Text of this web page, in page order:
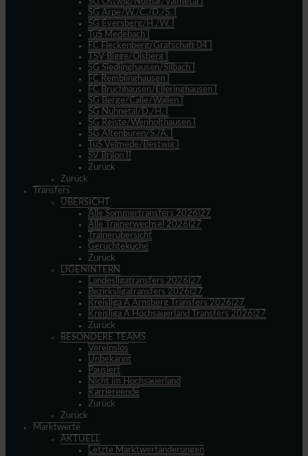
SG Ostwig/Nuttlar/Valmetal I
SG Arpe/W./C./D./S. I
SG Eversberg/H./W. I
TuS Medebach I
FC Fleckenberg/Grafschaft 04 I
TSV Bigge/Olsberg I
SG Siedlinghausen/Silbach I
FC Remblinghausen I
FC Bruchhausen/Elleringhausen I
SG Berge/Calle/Wallen I
SG Nuhnetal/D./H. I
SG Reiste/Wenholthausen I
SG Altenbüren/S./A. I
TuS Velmede/Bestwig I
SV Brilon II
Zurück
Zurück
Transfers
ÜBERSICHT
Alle Sommertransfers 2026|27
Alle Trainerwechsel 2026|27
Trainerübersicht
Gerüchteküche
Zurück
LIGENINTERN
Landesligatransfers 2026|27
Bezirksligatransfers 2026|27
Kreisliga A Arnsberg Transfers 2026|27
Kreisliga A Hochsauerland Transfers 2026|27
Zurück
BESONDERE TEAMS
Vereinslos
Unbekannt
Pausiert
Nicht im Hochsauerland
Karriereende
Zurück
Zurück
Marktwerte
AKTUELL
Letzte Marktwertänderungen